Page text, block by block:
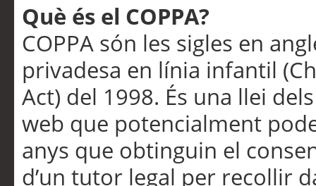
Què és el COPPA?
COPPA són les sigles en
privadesa en línia infantil
Act) del 1998. És una llei
web que potencialment
anys que obtinguin el
d’un tutor legal per recollir